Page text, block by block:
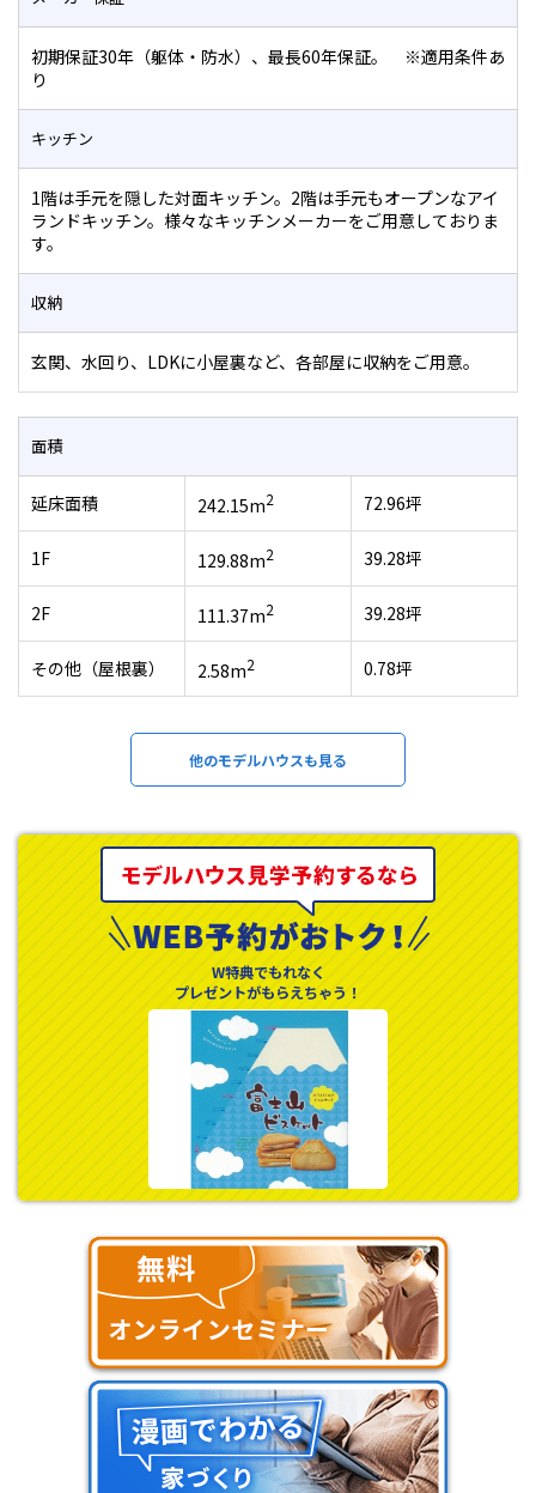
初期保証30年（躯体・防水）、最長60年保証。 ※適用条件あ
り
キッチン
1階は手元を隠した対面キッチン。2階は手元もオープンなアイ
ランドキッチン。様々なキッチンメーカーをご用意しておりま
す。
収納
玄関、水回り、LDKに小屋裏など、各部屋に収納をご用意。
面積
延床面積 242.15m2 72.96坪
1F 129.88m2 39.28坪
2F 111.37m2 39.28坪
その他（屋根裏） 2.58m2 0.78坪
他のモデルハウスも見る
W特典でもれなく
プレゼントがもらえちゃう！